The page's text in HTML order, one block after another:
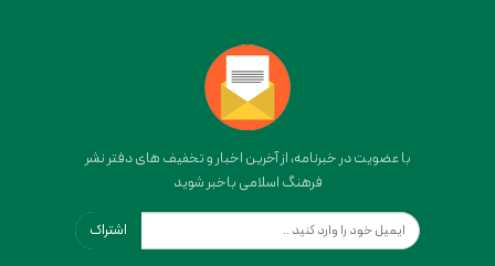
با عضویت در خبرنامه، از آخرین اخبار و تخفیف های دفتر نشر
فرهنگ اسلامی باخبر شوید
اشتراک